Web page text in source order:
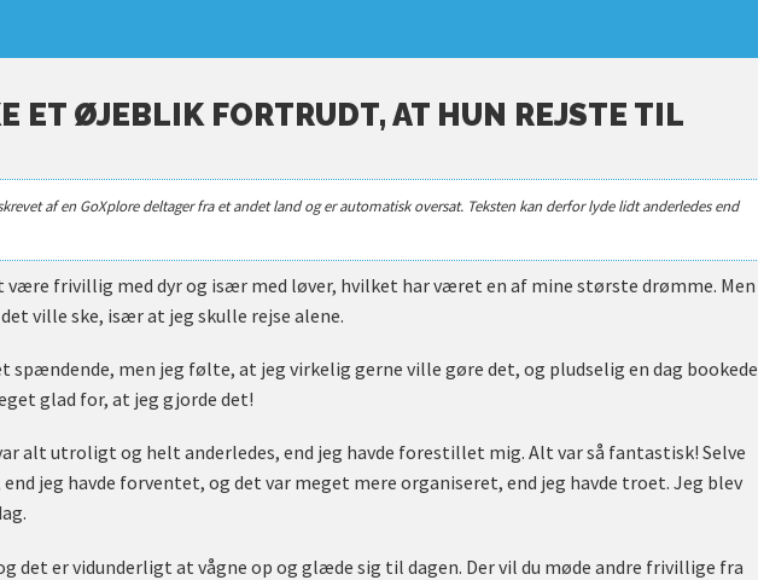
ET ØJEBLIK FORTRUDT, AT HUN REJSTE TIL
af en GoXplore deltager fra et andet land og er automatisk oversat. Teksten kan derfor lyde lidt anderledes end
frivillig med dyr og især med løver, hvilket har været en af mine største drømme. Men
ville ske, især at jeg skulle rejse alene.
spændende, men jeg følte, at jeg virkelig gerne ville gøre det, og pludselig en dag bookede
glad for, at jeg gjorde det!
alt utroligt og helt anderledes, end jeg havde forestillet mig. Alt var så fantastisk! Selve
jeg havde forventet, og det var meget mere organiseret, end jeg havde troet. Jeg blev
det er vidunderligt at vågne op og glæde sig til dagen. Der vil du møde andre frivillige fra